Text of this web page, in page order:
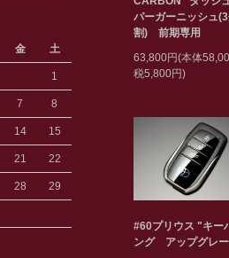
金 土
1
7 8
14 15
21 22
28 29
パーガーニッシュ
割) 前期専用
63,800円(本体
税5,800円)
#60プリウス "キー
ング アップグレ